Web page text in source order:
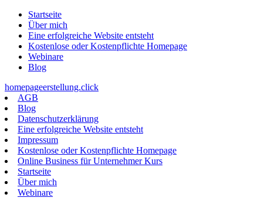
Zum
Inhalt
springen
Startseite
Über mich
Eine erfolgreiche Website entsteht
Kostenlose oder Kostenpflichte Homepage
Webinare
Blog
homepageerstellung.click
AGB
Blog
Datenschutzerklärung
Eine erfolgreiche Website entsteht
Impressum
Kostenlose oder Kostenpflichte Homepage
Online Business für Unternehmer Kurs
Startseite
Über mich
Webinare